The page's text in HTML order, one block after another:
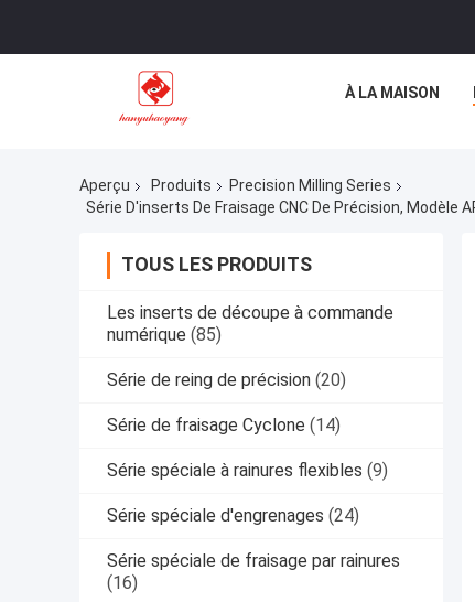
À LA MAISON
Aperçu Produits
Precision Milling Series
TOUS LES PRODUITS
Les inserts de découpe à commande
numérique (85)
Série de reing de précision (20)
Série de fraisage Cyclone (14)
Série spéciale à rainures flexibles (9)
Série spéciale d'engrenages (24)
Série spéciale de fraisage par rainures
(16)